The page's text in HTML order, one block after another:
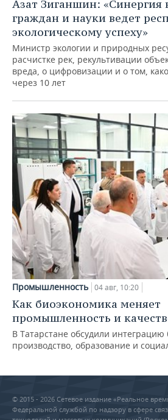
Азат Зиганшин: «Синергия
граждан и науки ведет
экологическому успеху»
Министр экологии и природных
расчистке рек, рекультивации
вреда, о цифровизации и о том,
через 10 лет
Промышленность 04 авг, 10:20
Как биоэкономика меняет
промышленность и
В Татарстане обсудили интеграцию
производство, образование и
© 2015 - 2026 Сетевое издание «Реальное
Федеральной службой по надзору в сфере